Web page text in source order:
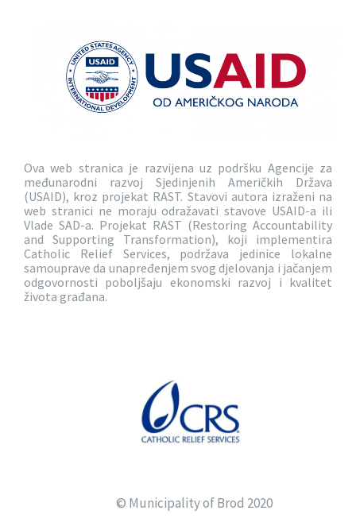
Ova web stranica je razvijena uz podršku Agencije za
međunarodni razvoj Sjedinjenih Američkih Država
(USAID), kroz projekat RAST. Stavovi autora izraženi na
web stranici ne moraju odražavati stavove USAID-a ili
Vlade SAD-a. Projekat RAST (Restoring Accountability
and Supporting Transformation), koji implementira
Catholic Relief Services, podržava jedinice lokalne
samouprave da unapređenjem svog djelovanja i jačanjem
odgovornosti poboljšaju ekonomski razvoj i kvalitet
života građana.
© Municipality of Brod 2020